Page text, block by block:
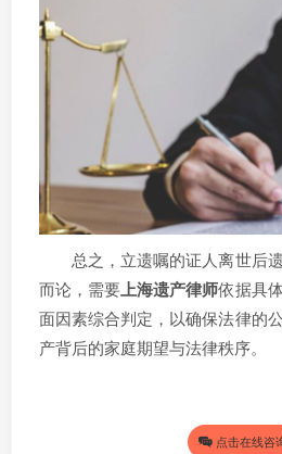
总之，立遗嘱的证人离世后遗
而论，需要上海遗产律师依据具
面因素综合判定，以确保法律的
产背后的家庭期望与法律秩序。
点击在线咨